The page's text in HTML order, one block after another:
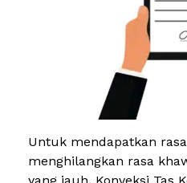
Untuk mendapatkan
menghilangkan rasa
yang jauh, Konveksi Tas